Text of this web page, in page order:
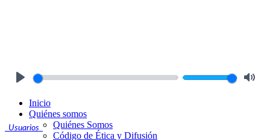
Usuarios
Inicio
Quiénes somos
Quiénes Somos
Código de Ética y Difusión